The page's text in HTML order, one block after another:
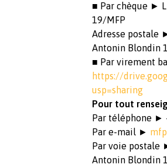
■ Par chèque ►
19/MFP
Adresse postale
Antonin Blondin
■ Par virement
https://
usp=sharing
Pour tout
Par téléphone ►
Par e-mail ►
Par voie postale
Antonin Blondin